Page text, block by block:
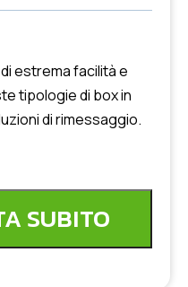
estrema facilità e
tipologie di box in
di rimessaggio.
SUBITO